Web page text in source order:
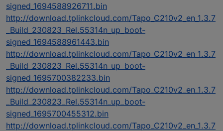
signed_1694588926711.bin
http://download.tplinkcloud.com/Tapo_C210v2_en_1.3.7
_Build_230823_Rel.55314n_up_boot-
signed_1694588961443.bin
http://download.tplinkcloud.com/Tapo_C210v2_en_1.3.7
_Build_230823_Rel.55314n_up_boot-
signed_1695700382233.bin
http://download.tplinkcloud.com/Tapo_C210v2_en_1.3.7
_Build_230823_Rel.55314n_up_boot-
signed_1695700455312.bin
http://download.tplinkcloud.com/Tapo_C210v2_en_1.3.7